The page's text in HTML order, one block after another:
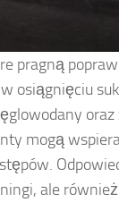
pragną
osiągnięciu
oraz
mogą
ale